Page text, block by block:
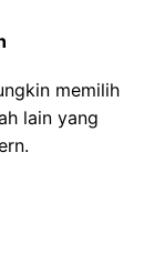
memilih
lain yang